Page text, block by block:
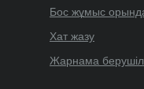
Бос жұмыс
Хат жазу
Жарнама